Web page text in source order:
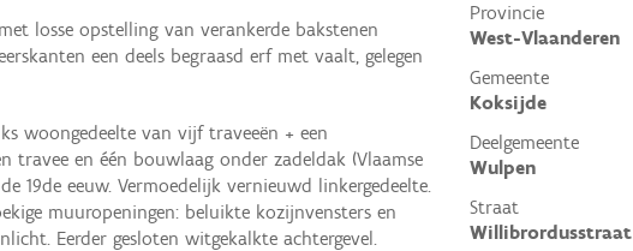
Provincie
West-Vlaanderen
Gemeente
Koksijde
Deelgemeente
Wulpen
Straat
Willibrordusstraat
losse opstelling van verankerde bakstenen
een deels begraasd erf met vaalt, gelegen
woongedeelte van vijf traveeën + een
travee en één bouwlaag onder zadeldak (Vlaamse
19de eeuw. Vermoedelijk vernieuwd linkergedeelte.
muuropeningen: beluikte kozijnvensters en
Eerder gesloten witgekalkte achtergevel.